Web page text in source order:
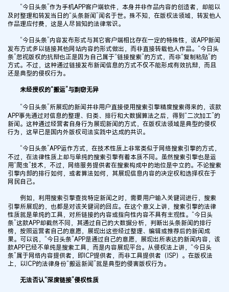
“今日头条”作为手机APP客户端软件，本身并非作品内容的创造者，却能以
及时整理和转发当日的“头条新闻”闻名于世。殊不知，在版权法领域，转发他人
作品理应付费，这是人尽皆知的法律常识。
“今日头条”内容发布形式与其它客户端相比存在一定的特殊性，该APP新闻
发布方式多以链接其他网站内容的形式做出，而非直接转载他人作品。“今日头
条”忽视版权的抗辩也正是因为自己属于“链接搜索”的方式，而非“复制粘贴”的
方式。不过，这种通过链接发布新闻信息的方式不仅不能形成有效抗辩，而且
还是典型的侵权行为。
未经授权的“搬运”与剽窃无异
“今日头条”所展现的新闻并非用户直接使用搜索引擎精度搜索得来的，该款
APP事先通过对信息的整理、归类、排行和大数据算法之后，得到“二次加工”的
新闻。这种通过经营者自身行为展现新闻的方式，在版权法领域是典型的侵权
行为，这早已是国内外版权司法实践中达成的共识。
“今日头条”APP运作方式，在技术性质上非常类似于网络搜索引擎的方式，
不过，在法律性质上却与单纯的搜索引擎有着本质不同。虽然搜索引擎也是运
用“爬虫”技术，不过，网络服务提供者在搜索构成中的地位是中立的。不论搜索
引擎内部的排行如何，或者算法如何，其展现信息内容的决定权和选择权在于
网民自己。
例如，利用搜索引擎查找特定新闻之时，需要用户输入关键词进行，搜索
引擎所展现的，也都是对该关键词的回应。在这个意义上讲，搜索引擎的法律
性质就是单纯的工具，对所链接的内容或指向性内容不具有主观性。“今日头
条”这款APP却截然不同，其通过自己的大数据分析，判断出头条新闻的排行
榜，按照运营者自己的意愿，展现出这些经过整理、编辑或推荐后的新闻成
果。可以说，“今日头条”APP是通过自己的意愿，展现出所表达的新闻内容，该
款APP已经不单纯是搜索工具，而是内容展现平台。从侵权法上讲，“今日头
条”属于网络内容提供者，即ICP提供者，而非工具提供者（ISP）。在版权法
上，以ICP的法律身份“搬运新闻”就是典型的侵害版权行为。
无法否认“深度链接”侵权性质